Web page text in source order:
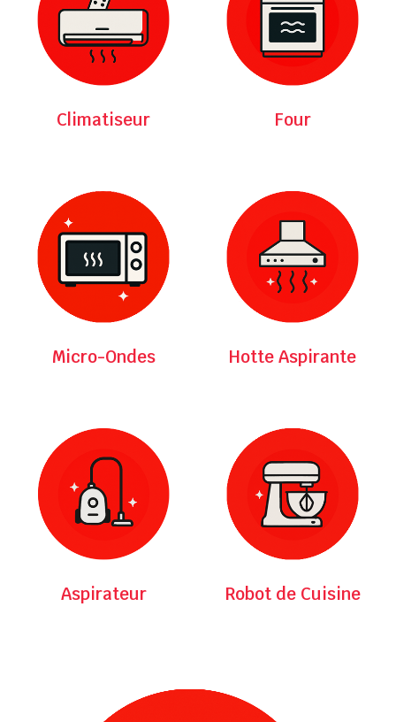
Climatiseur Four
Micro-Ondes Hotte Aspirante
Aspirateur Robot de Cuisine